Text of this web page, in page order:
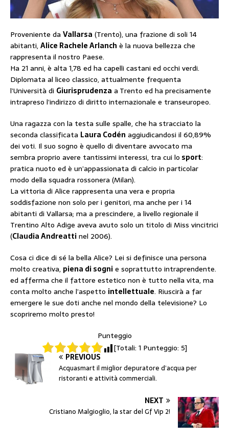
Proveniente da Vallarsa (Trento), una frazione di soli 14
abitanti,Alice Rachele Arlanch è la nuova bellezza che
rappresenta il nostro Paese.
Ha 21 anni, è alta 1,78 ed ha capelli castani ed occhi verdi.
Diplomata al liceo classico, attualmente frequenta
l’Università di Giurisprudenza a Trento ed ha precisamente
intrapreso l’indirizzo di diritto internazionale e transeuropeo.
Una ragazza con la testa sulle spalle, che ha stracciato la
seconda classificata Laura Codén aggiudicandosi il 60,89%
dei voti. Il suo sogno è quello di diventare avvocato ma
sembra proprio avere tantissimi interessi, tra cui lo sport:
pratica nuoto ed è un’appassionata di calcio in particolar
modo della squadra rossonera (Milan).
La vittoria di Alice rappresenta una vera e propria
soddisfazione non solo per i genitori, ma anche per i 14
abitanti di Vallarsa; ma a prescindere, a livello regionale il
Trentino Alto Adige aveva avuto solo un titolo di Miss vincitrici
(Claudia Andreattinel 2006).
Cosa ci dice di sé la bella Alice? Lei si definisce una persona
molto creativa, piena di sognie soprattutto intraprendente.
ed afferma che il fattore estetico non è tutto nella vita, ma
conta molto anche l’aspetto intellettuale. Riuscirà a far
emergere le sue doti anche nel mondo della televisione? Lo
scopriremo molto presto!
Punteggio
[Totali: 1 Punteggio: 5]
PREVIOUS
Acquasmart il miglior depuratore d’acqua per
ristoranti e attività commerciali.
NEXT
Cristiano Malgioglio, la star del Gf Vip 2!